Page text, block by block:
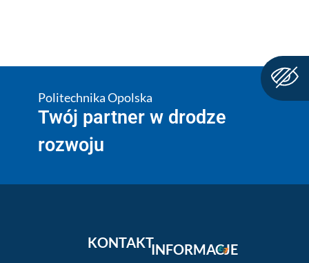
Politechnika Opolska
Twój partner w drodze
rozwoju
KONTAKTINFORMACJE